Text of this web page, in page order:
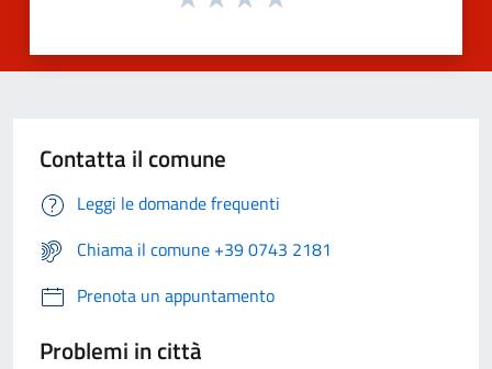
Contatta il comune
Leggi le domande frequenti
Chiama il comune +39 0743 2181
Prenota un appuntamento
Problemi in città